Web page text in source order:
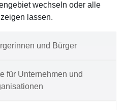
wechseln oder alle
lassen.
und Bürger
für Unternehmen und